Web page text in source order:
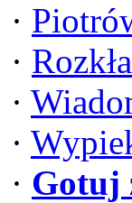
·
·
·
·
· Gotuj